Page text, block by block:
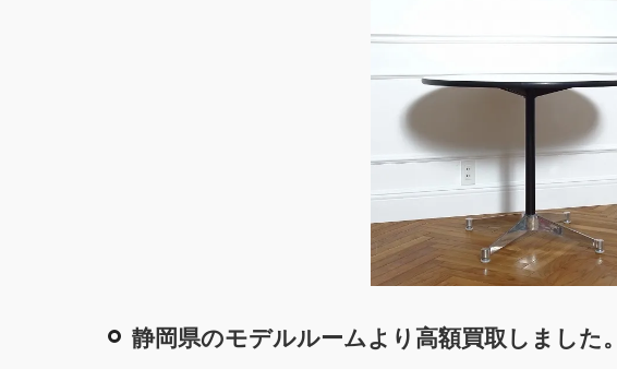
静岡県のモデルルームより高額買取しました。